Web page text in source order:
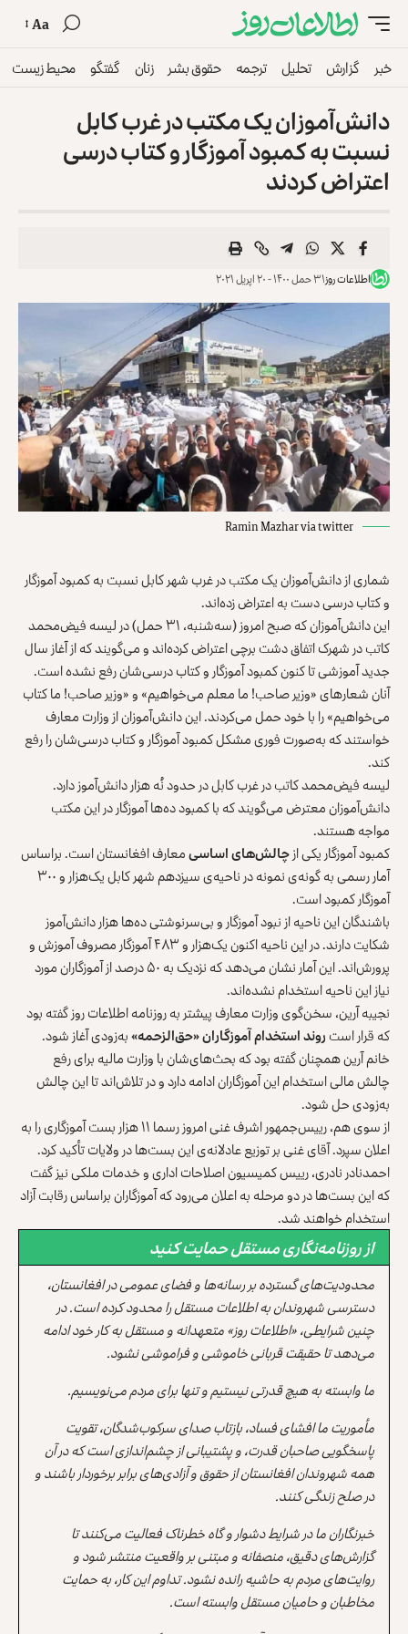
Aa
خبر گزارش تحلیل ترجمه حقوق بشر زنان گفتگو محیط زیست
دانش‌آموزان یک مکتب در غرب کابل
نسبت به کمبود آموزگار و کتاب درسی
اعتراض کردند
اطلاعات روز۳۱ حمل ۱۴۰۰ - ۲۰ اپریل ۲۰۲۱
Ramin Mazhar via twitter
شماری از دانش‌آموزان یک مکتب در غرب شهر کابل نسبت به کمبود آموزگار
و کتاب درسی دست به اعتراض زده‌اند.
این دانش‌آموزان که صبح امروز (سه‌شنبه، ۳۱ حمل) در لیسه فیض‌محمد
کاتب در شهرک اتفاق دشت برچی اعتراض کرده‌اند و می‌گویند که از آغاز سال
جدید آموزشی تا کنون کمبود آموزگار و کتاب درسی‌شان رفع نشده است.
آنان شعار‌های «وزیر صاحب! ما معلم می‌خواهیم» و «وزیر صاحب! ما کتاب
می‌خواهیم» را با خود حمل می‌کردند. این دانش‌آموزان از وزارت معارف
خواستند که به‌صورت فوری مشکل کمبود آموزگار و کتاب درسی‌شان را رفع
کند.
لیسه فیض‌محمد کاتب در غرب کابل در حدود نُه هزار دانش‌آموز دارد.
دانش‌آموزان معترض می‌گویند که با کمبود ده‌ها آموزگار در این مکتب
مواجه هستند.
کمبود آموزگار یکی ازچالش‌های اساسیمعارف افغانستان است. براساس
آمار رسمی به گونه‌ی نمونه در ناحیه‌ی سیزدهم شهر کابل یک‌هزار و ۳۰۰
آموزگار کمبود است.
باشندگان این ناحیه از نبود آموزگار و بی‌سرنوشتی ده‌ها هزار دانش‌آموز
شکایت دارند. در این ناحیه اکنون یک‌هزار و ۴۸۳ آموزگار مصروف آموزش و
پرورش‌اند. این آمار نشان می‌دهد که نزدیک به ۵۰ درصد از آموزگاران مورد
نیاز این ناحیه استخدام نشده‌اند.
نجیبه آرین، سخن‌گوی وزارت معارف پیشتر به روزنامه اطلاعات روز گفته بود
که قرار استروند استخدام آموزگاران «حق‌الزحمه»به‌زودی آغاز شود.
خانم آرین همچنان گفته بود که بحث‌های‌شان با وزارت مالیه برای رفع
چالش مالی استخدام این آموزگاران‌ ادامه دارد و در تلاش‌اند تا این چالش
به‌زودی حل شود.
از سوی هم، رییس‌جمهور اشرف غنی امروز رسما ۱۱ هزار بست آموزگاری را به
اعلان سپرد. آقای غنی بر توزیع عادلانه‌ی این بست‌ها در ولایات تأکید کرد.
احمدنادر نادری، رییس کمیسیون اصلاحات اداری و خدمات ملکی نیز گفت
که این بست‌ها در دو مرحله به اعلان می‌رود که آموزگاران براساس رقابت آزاد
استخدام خواهند شد.
از روزنامه‌نگاری مستقل حمایت کنید
محدودیت‌های گسترده بر رسانه‌ها و فضای عمومی در افغانستان،
دسترسی شهروندان به اطلاعات مستقل را محدود کرده است. در
چنین شرایطی، «اطلاعات روز» متعهدانه و مستقل به کار خود ادامه
می‌دهد تا حقیقت قربانی خاموشی و فراموشی نشود.
ما وابسته به هیچ قدرتی نیستیم و تنها برای مردم می‌نویسیم.
مأموریت ما افشای فساد، بازتاب صدای سرکوب‌شدگان، تقویت
پاسخگویی صاحبان قدرت، و پشتیبانی از چشم‌اندازی است که در آن
همه شهروندان افغانستان از حقوق و آزادی‌های برابر برخوردار باشند و
در صلح زندگی کنند.
خبرنگاران ما در شرایط دشوار و گاه خطرناک فعالیت می‌کنند تا
گزارش‌های دقیق، منصفانه و مبتنی بر واقعیت منتشر شود و
روایت‌های مردم به حاشیه رانده نشود. تداوم این کار، به حمایت
مخاطبان و حامیان مستقل وابسته است.